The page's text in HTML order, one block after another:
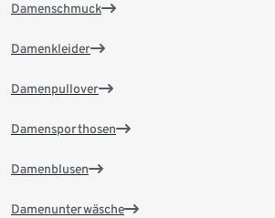
Damenschmuck
Damenkleider
Damenpullover
Damensporthosen
Damenblusen
Damenunterwäsche